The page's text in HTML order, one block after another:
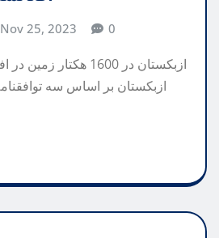
Nov 25, 2023 0
ازبکستان در 1600
ازبکستان بر اساس سه